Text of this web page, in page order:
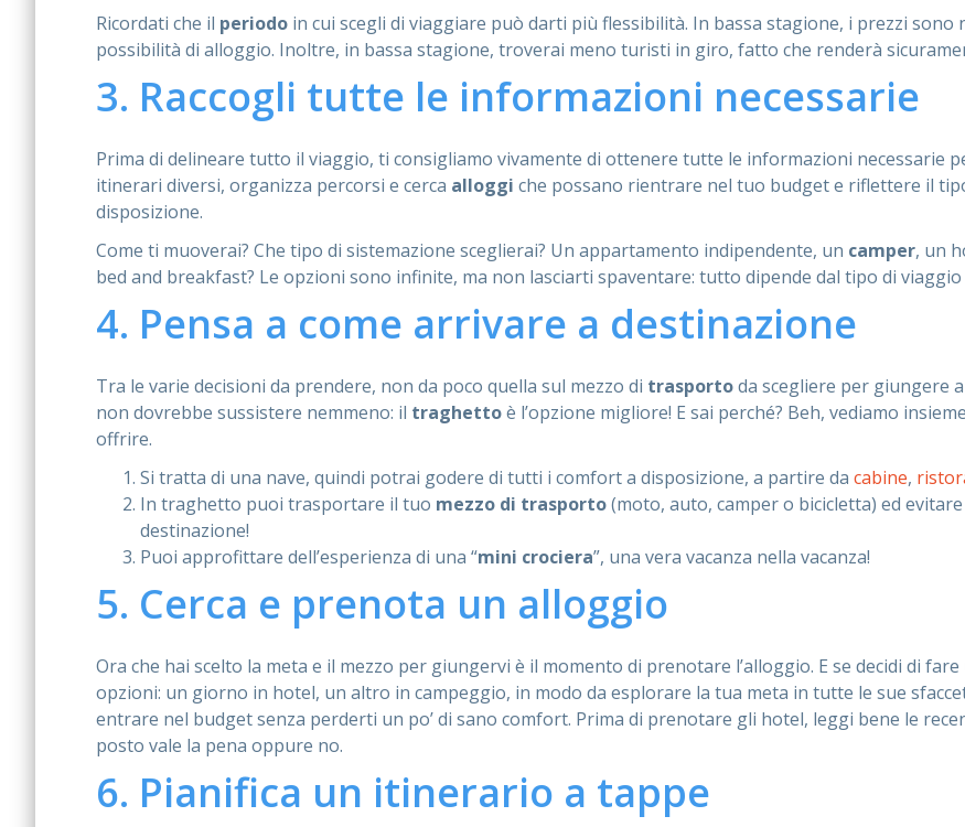
Ricordati che il periodo in cui scegli di viaggiare può darti più flessibilità. In bassa stagione, i prezzi
possibilità di alloggio. Inoltre, in bassa stagione, troverai meno turisti in giro, fatto che renderà
3. Raccogli tutte le informazioni necessarie
Prima di delineare tutto il viaggio, ti consigliamo vivamente di ottenere tutte le informazioni necessarie
itinerari diversi, organizza percorsi e cerca alloggi che possano rientrare nel tuo budget e riflettere il
disposizione.
Come ti muoverai? Che tipo di sistemazione sceglierai? Un appartamento indipendente, un camper, un
bed and breakfast? Le opzioni sono infinite, ma non lasciarti spaventare: tutto dipende dal tipo di viaggio
4. Pensa a come arrivare a destinazione
Tra le varie decisioni da prendere, non da poco quella sul mezzo di trasportoda scegliere per giungere
non dovrebbe sussistere nemmeno: il traghettoè l’opzione migliore! E sai perché? Beh, vediamo
offrire.
Si tratta di una nave, quindi potrai godere di tutti i comfort a disposizione, a partire da cabine,
In traghetto puoi trasportare il tuo mezzo di trasporto(moto, auto, camper o bicicletta) ed
destinazione!
Puoi approfittare dell’esperienza di una “mini crociera”, una vera vacanza nella vacanza!
5. Cerca e prenota un alloggio
Ora che hai scelto la meta e il mezzo per giungervi è il momento di prenotare l’alloggio. E se decidi di
opzioni: un giorno in hotel, un altro in campeggio, in modo da esplorare la tua meta in tutte le sue
entrare nel budget senza perderti un po’ di sano comfort. Prima di prenotare gli hotel, leggi bene le
posto vale la pena oppure no.
6. Pianifica un itinerario a tappe